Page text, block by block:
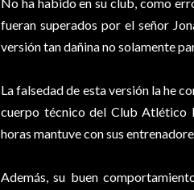
fueran superados por el señor
versión tan dañina no solamente
La falsedad de esta versión la he
cuerpo técnico del Club Atlético
horas mantuve con sus
Además, su buen